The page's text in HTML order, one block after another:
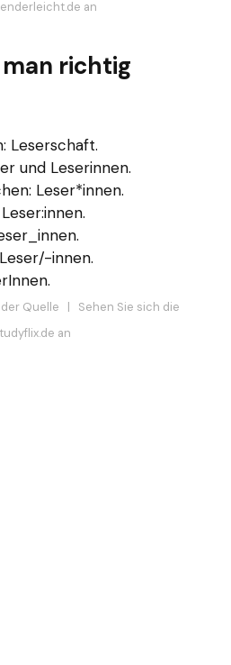
an
richtig
Leserschaft.
und Leserinnen.
Leser*innen.
innen.
Quelle | Sehen Sie sich die
an